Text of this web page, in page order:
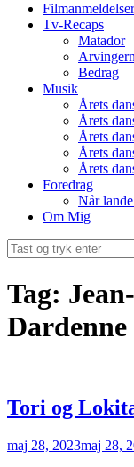
Tv-Recaps
Matador
Bedrag
Musik
Årets
Årets
Årets
Årets
Årets
Foredrag
Når
Om Mig
Søg
efter:
Tag:
Dardenne
Tori og
maj 28, 2023maj 28,